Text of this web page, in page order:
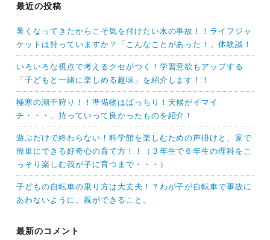
最近の投稿
暑くなってきたからこそ気を付けたい水の事故！！ライフジャ
ケットは持っていますか？「こんなことがあった！」体験談！
いろいろな視点で考えるクセがつく！学習意欲もアップする
「子どもと一緒に楽しめる趣味」を紹介します！！
極寒の潮干狩り！！準備物はばっちり！天候がイマイ
チ・・・。持っていって良かったものを紹介！
遊ぶだけで終わらない！科学館を楽しむための声掛けと、家で
簡単にできる好奇心の育て方！！（３年生で６年生の理科をこ
っそり楽しむ我が子に育つまで・・・）
子どもの自転車の乗り方は大丈夫！？わが子が自転車で事故に
あわないように、親ができること。
最新のコメント